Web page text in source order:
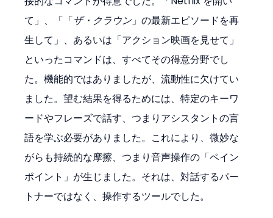
て」、「「ザ・クラウン」の最新エピソードを再
生して」、あるいは「アクション映画を見せて」
といったコマンドは、すべてその得意分野でし
た。機能的ではありましたが、流動性に欠けてい
ました。望む結果を得るためには、特定のキーワ
ードやフレーズで話す、つまりアシスタントの言
語を学ぶ必要がありました。これにより、微妙な
がらも持続的な摩擦、つまり音声操作の「ペイン
ポイント」が生じました。それは、対話するパー
トナーではなく、操作するツールでした。